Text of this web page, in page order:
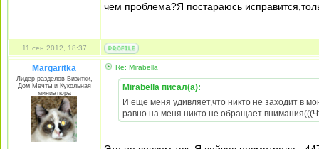
чем проблема?Я постараюсь
11 сен 2012, 18:37
Margaritka
Лидер разделов Визитки,
Дом Мечты и Кукольная
миниатюра
Re: Mirabella
Mirabella писал(а):
И еще меня удивляет,что никто не заходит в
равно на меня никто не обращает